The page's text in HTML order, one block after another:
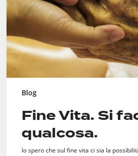
Blog
Fine Vita. Si
qualcosa.
Io spero che sul fine vita ci sia la